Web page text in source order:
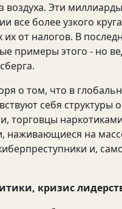
воздуха. Эти
все более узкого
от налогов. В
примеры этого - но
о том, что в
себя структуры
торговцы
наживающиеся на
и,
кризис